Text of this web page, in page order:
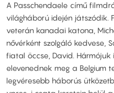
A Passchendaele című
világháború idején játszódik.
veterán kanadai katona,
nővérként szolgáló kedvese,
fiatal öccse, David.
elevenednek meg a Belgium
legvéresebb háborús